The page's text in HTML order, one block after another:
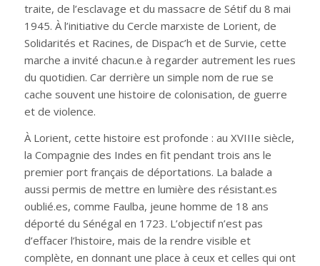
traite, de l’esclavage et du massacre de Sétif du 8 mai
1945. À l’initiative du Cercle marxiste de Lorient, de
Solidarités et Racines, de Dispac’h et de Survie, cette
marche a invité chacun.e à regarder autrement les rues
du quotidien. Car derrière un simple nom de rue se
cache souvent une histoire de colonisation, de guerre
et de violence.
À Lorient, cette histoire est profonde : au XVIIIe siècle,
la Compagnie des Indes en fit pendant trois ans le
premier port français de déportations. La balade a
aussi permis de mettre en lumière des résistant.es
oublié.es, comme Faulba, jeune homme de 18 ans
déporté du Sénégal en 1723. L’objectif n’est pas
d’effacer l’histoire, mais de la rendre visible et
complète, en donnant une place à ceux et celles qui ont